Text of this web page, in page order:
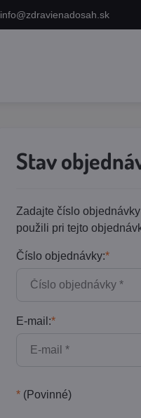
info@zdravienadosah.sk
Stav
Zadajte číslo
použili pri tejto
Číslo objednávky:*
E-mail:*
* (Povinné)